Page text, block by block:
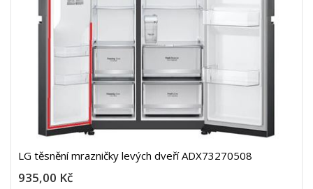
LG těsnění mrazničky levých dveří ADX73270508
935,00 Kč